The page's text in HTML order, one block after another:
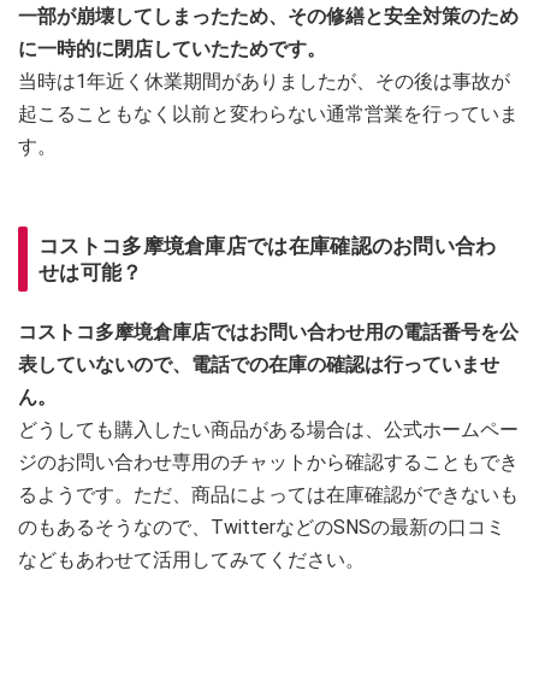
一部が崩壊してしまったため、その修繕と安全対策のため
に一時的に閉店していたためです。
当時は1年近く休業期間がありましたが、その後は事故が
起こることもなく以前と変わらない通常営業を行っていま
す。
コストコ多摩境倉庫店では在庫確認のお問い合わ
せは可能？
コストコ多摩境倉庫店ではお問い合わせ用の電話番号を公
表していないので、電話での在庫の確認は行っていませ
ん。
どうしても購入したい商品がある場合は、公式ホームペー
ジのお問い合わせ専用のチャットから確認することもでき
るようです。ただ、商品によっては在庫確認ができないも
のもあるそうなので、TwitterなどのSNSの最新の口コミ
などもあわせて活用してみてください。